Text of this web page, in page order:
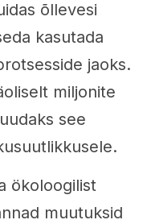
õllevesi
kasutada
jaoks.
miljonite
see
ökoloogilist
muutuksid